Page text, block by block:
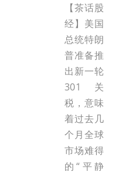
【茶话股
经】美国
总统特朗
普准备推
出新一轮
301关
税，意味
着过去几
个月全球
市场难得
的“平静